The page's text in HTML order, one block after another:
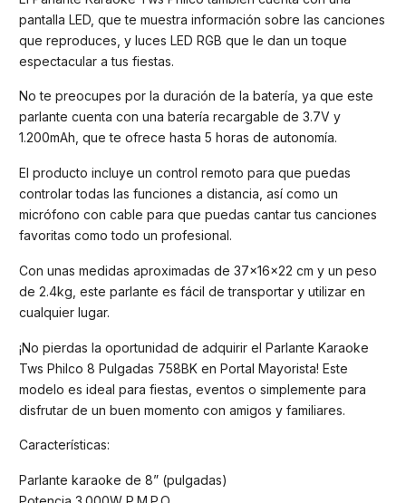
pantalla LED, que te muestra información sobre las canciones
que reproduces, y luces LED RGB que le dan un toque
espectacular a tus fiestas.
No te preocupes por la duración de la batería, ya que este
parlante cuenta con una batería recargable de 3.7V y
1.200mAh, que te ofrece hasta 5 horas de autonomía.
El producto incluye un control remoto para que puedas
controlar todas las funciones a distancia, así como un
micrófono con cable para que puedas cantar tus canciones
favoritas como todo un profesional.
Con unas medidas aproximadas de 37x16x22 cm y un peso
de 2.4kg, este parlante es fácil de transportar y utilizar en
cualquier lugar.
¡No pierdas la oportunidad de adquirir el Parlante Karaoke
Tws Philco 8 Pulgadas 758BK en Portal Mayorista! Este
modelo es ideal para fiestas, eventos o simplemente para
disfrutar de un buen momento con amigos y familiares.
Características:
Parlante karaoke de 8” (pulgadas)